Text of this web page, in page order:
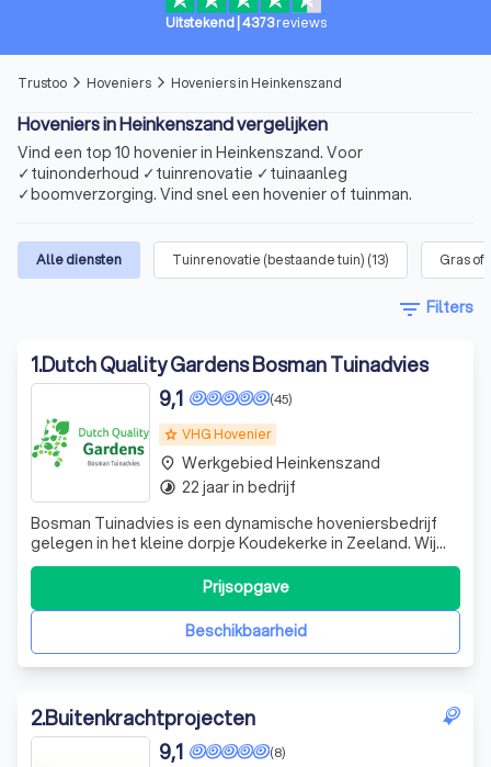
Uitstekend| 4373 reviews
Trustoo arrow_forward_ios Hoveniers arrow_forward_ios Hoveniers in Heinkenszand
Hoveniers in Heinkenszand vergelijken
Vind een top 10 hovenier in Heinkenszand. Voor
✓tuinonderhoud ✓tuinrenovatie ✓tuinaanleg
✓boomverzorging. Vind snel een hovenier of tuinman.
Alle diensten Tuinrenovatie (bestaande tuin) (13) Gras of
filter_list Filters
1.Dutch Quality Gardens Bosman Tuinadvies
grade VHG Hovenier
(45)
9,1
Bosman Tuinadvies is een dynamische hoveniersbedrijf
gelegen in het kleine dorpje Koudekerke in Zeeland. Wij
onderscheiden ons graag als betrouwbare partner door
onze creativiteit, ruime ervaring en onze
hardewerkersmentaliteit toe te passen bij uw tuin. Onze
opdrachtgevers zijn particulieren, bedri
Beschikbaarheid
Prijsopgave
place Werkgebied Heinkenszand
timelapse 22 jaar in bedrijf
2.Buitenkrachtprojecten
(8)
9,1